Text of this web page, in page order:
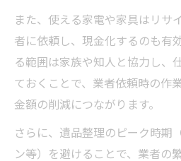
また、使える家電や家具はリサ
者に依頼し、現金化するのも有
る範囲は家族や知人と協力し、
ておくことで、業者依頼時の作
金額の削減につながります。
さらに、遺品整理のピーク時期
ン等）を避けることで、業者の